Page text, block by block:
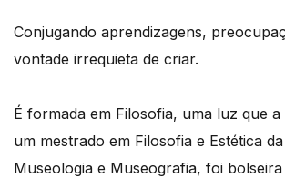
Conjugando aprendizagens,
vontade irrequieta de criar.
É formada em Filosofia, uma luz que a
um mestrado em Filosofia e Estética
Museologia e Museografia, foi